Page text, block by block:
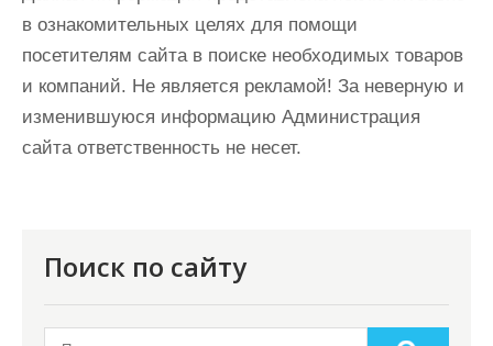
в ознакомительных целях для помощи
посетителям сайта в поиске необходимых товаров
и компаний. Не является рекламой! За неверную и
изменившуюся информацию Администрация
сайта ответственность не несет.
Поиск по сайту